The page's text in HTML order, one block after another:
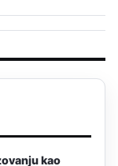
kao